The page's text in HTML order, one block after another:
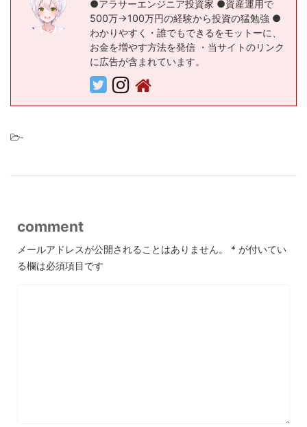
●アラサーエンジニア投資家 ●資産運用で
500万→100万円の経験から投資の猛勉強 ●
わかりやすく・誰でもできるをモットーに、
お金を増やす方法を発信 ・当サイトのリンク
に広告が含まれています。
-
comment
メールアドレスが公開されることはありません。 * が付いてい
る欄は必須項目です